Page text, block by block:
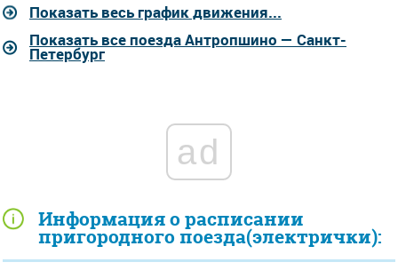
Информация о расписании
пригородного поезда(электрички):
Показать весь график движения...
Показать все поезда Антропшино — Санкт-
Петербург
ad